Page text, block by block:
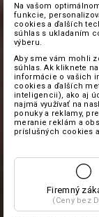
Na vašom
funkcie,
cookies a ďalších
súhlas s ukladaním
výberu.
Aby sme vám mohli
súhlas. Ak kliknete
informácie o vašich
cookies a ďalších
inteligencii), ako aj
najmä využívať na
ponuky a reklamy,
meranie reklám a
príslušných cookies
Firemný
(Ceny bez